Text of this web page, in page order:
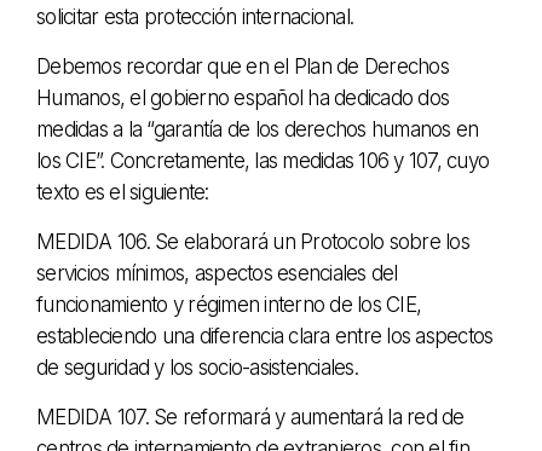
solicitar esta protección internacional.
Debemos recordar que en el Plan de Derechos
Humanos, el gobierno español ha dedicado dos
medidas a la “garantía de los derechos humanos en
los CIE”. Concretamente, las medidas 106 y 107, cuyo
texto es el siguiente:
MEDIDA 106. Se elaborará un Protocolo sobre los
servicios mínimos, aspectos esenciales del
funcionamiento y régimen interno de los CIE,
estableciendo una diferencia clara entre los aspectos
de seguridad y los socio-asistenciales.
MEDIDA 107. Se reformará y aumentará la red de